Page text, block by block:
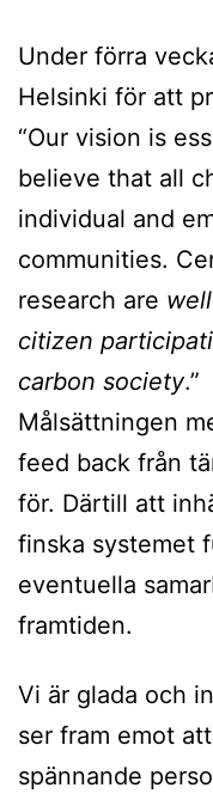
Under förra
Helsinki för att
“Our vision is
believe that all
individual and
communities.
research are
citizen
carbon society.”
Målsättningen
feed back från
för. Därtill att
finska systemet
eventuella
framtiden.
Vi är glada och
ser fram emot
spännande